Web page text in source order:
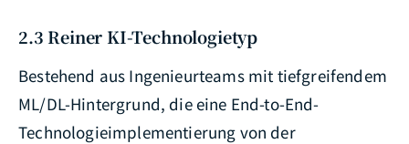
2.3 Reiner KI-Technologietyp
Bestehend aus Ingenieurteams mit tiefgreifendem
ML/DL-Hintergrund, die eine End-to-End-
Technologieimplementierung von der